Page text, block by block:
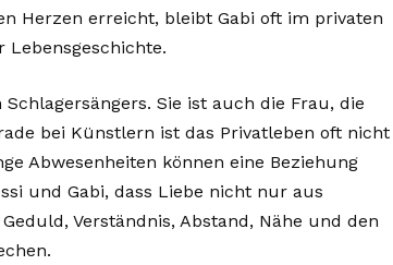
Herzen erreicht, bleibt Gabi oft im privaten
Lebensgeschichte.
Sie ist auch die Frau, die
bei Künstlern ist das Privatleben oft nicht
Abwesenheiten können eine Beziehung
und Gabi, dass Liebe nicht nur aus
Verständnis, Abstand, Nähe und den